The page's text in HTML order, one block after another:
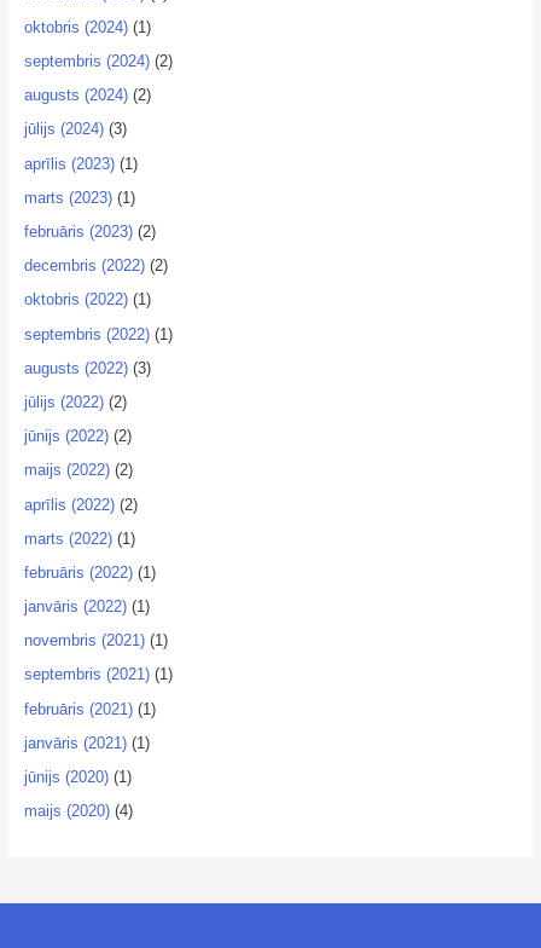
oktobris (2024)(1)
septembris (2024)(2)
augusts (2024)(2)
jūlijs (2024)(3)
aprīlis (2023)(1)
marts (2023)(1)
februāris (2023)(2)
decembris (2022)(2)
oktobris (2022)(1)
septembris (2022)(1)
augusts (2022)(3)
jūlijs (2022)(2)
jūnijs (2022)(2)
maijs (2022)(2)
aprīlis (2022)(2)
marts (2022)(1)
februāris (2022)(1)
janvāris (2022)(1)
novembris (2021)(1)
septembris (2021)(1)
februāris (2021)(1)
janvāris (2021)(1)
jūnijs (2020)(1)
maijs (2020)(4)